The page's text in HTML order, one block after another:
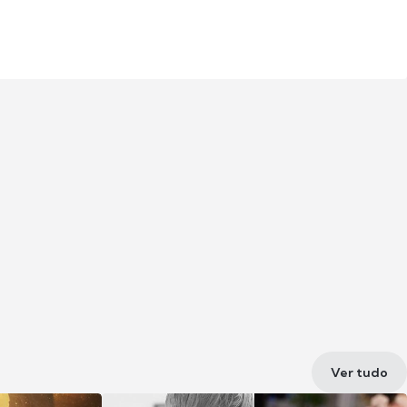
Ver tudo